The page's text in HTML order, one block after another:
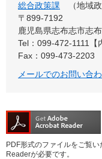
総合政策課
地域
〒899‐7192
鹿児島県志布志市志
Tel：099-472-1111【
Fax：099-473-2203
メールでのお問い合
PDF形式のファイルをご覧
Readerが必要です。